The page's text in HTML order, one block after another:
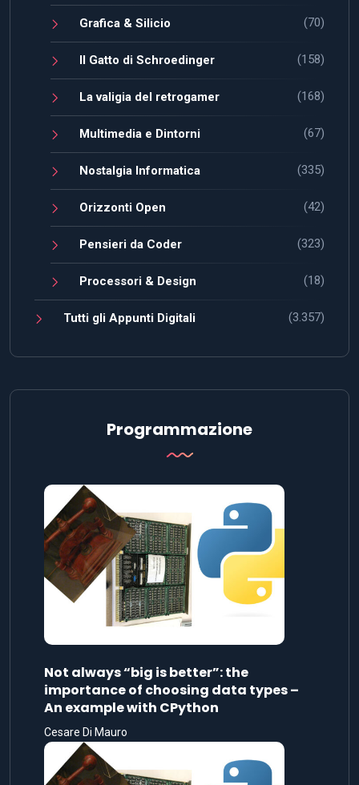
Grafica & Silicio (70)
Il Gatto di Schroedinger (158)
La valigia del retrogamer (168)
Multimedia e Dintorni (67)
Nostalgia Informatica (335)
Orizzonti Open (42)
Pensieri da Coder (323)
Processori & Design (18)
Tutti gli Appunti Digitali (3.357)
Programmazione
Not always “big is better”: the
importance of choosing data types –
An example with CPython
Cesare Di Mauro